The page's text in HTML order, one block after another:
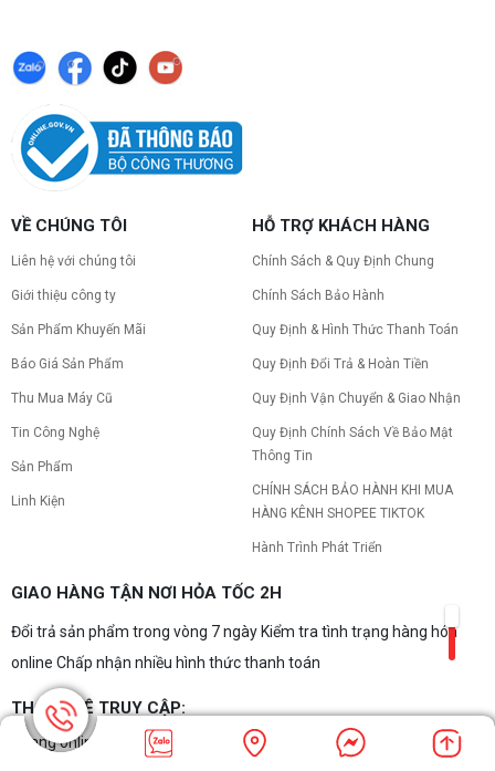
VỀ CHÚNG TÔI
Liên hệ với chúng tôi
Giới thiệu công ty
Sản Phẩm Khuyến Mãi
Báo Giá Sản Phẩm
Thu Mua Máy Cũ
Tin Công Nghệ
Sản Phẩm
Linh Kiện
HỖ TRỢ KHÁCH HÀNG
Chính Sách & Quy Định Chung
Chính Sách Bảo Hành
Quy Định & Hình Thức Thanh Toán
Quy Định Đổi Trả & Hoàn Tiền
Quy Định Vận Chuyển & Giao Nhận
Quy Định Chính Sách Về Bảo Mật
Thông Tin
CHÍNH SÁCH BẢO HÀNH KHI MUA
HÀNG KÊNH SHOPEE TIKTOK
Hành Trình Phát Triển
GIAO HÀNG TẬN NƠI HỎA TỐC 2H
Đổi trả sản phẩm trong vòng 7 ngày Kiểm tra tình trạng hàng hóa
online Chấp nhận nhiều hình thức thanh toán
THỐNG KÊ TRUY CẬP:
Đang online: 85